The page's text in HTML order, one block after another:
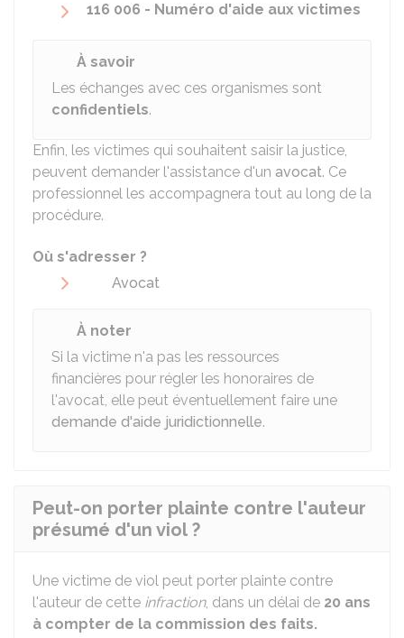
116 006 - Numéro d'aide aux victimes
À savoir
Les échanges avec ces organismes sont
confidentiels.
Enfin, les victimes qui souhaitent saisir la justice,
peuvent demander l'assistance d'un avocat. Ce
professionnel les accompagnera tout au long de la
procédure.
Où s'adresser ?
Avocat
À noter
Si la victime n'a pas les ressources
financières pour régler les honoraires de
l'avocat, elle peut éventuellement faire une
demande d'aide juridictionnelle.
Peut-on porter plainte contre l'auteur
présumé d'un viol ?
Une victime de viol peut porter plainte contre
l'auteur de cette infraction, dans un délai de 20 ans
à compter de la commission des faits.